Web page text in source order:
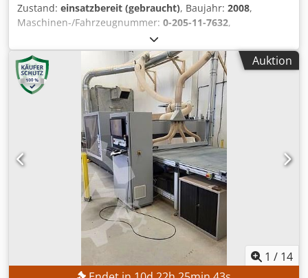
Zustand: einsatzbereit (gebraucht), Baujahr: 2008,
Maschinen-/Fahrzeugnummer: 0-205-11-7632,
voll funktionsfähig
1.600 mm, Drehzahl der Frässpindel (max.):30.000 U/min,
Arbeitshöhe:
535 mm, Arbeitslänge: 5.800 mm
TECHNISCHE DETAILS Arbeitsbereich X-Achse: 5.800 mm
Arbeitsbereich Y-Achse: 1.600 mm Arbeitsbereich Z-Achse:
535 mm Anzahl Frässpindeln: 2 Stk. Frässpindel 1
Gesteuerte Achsen: 4 Stk. Max. Spindeldrehzahl: 30.000
U/min C-Achse: Ja Frässpindel 2 Gesteuerte Achsen: 4 Stk.
Max. Spindeldrehzahl: 30.000 U/min C-Achse: Ja Tischart:
Balkentisch Tischlänge: 2.500 mm Tischbreite: 1.500 mm
Werkzeugspannsystem: HSK-F63 Werkzeugwechslerplätze:
36 Stk. Materialklemmsystem: Pneumatisch MASCHINEN-
DETAILS Software: WoodWOP Abmessungen & Gewicht
Aufstellmaße (L x B x H): 12.200 x 9.000 x 3.500 mm
Gesamtlänge: 26.000 mm Leergewicht: 9.000 kg
Transportpakete: 8 Stk. Vakuumsystem Anzahl
Vakuumpumpen: 2 Stk. Vakuumpumpen: Elmo Rietschle
Auktion
1 / 14